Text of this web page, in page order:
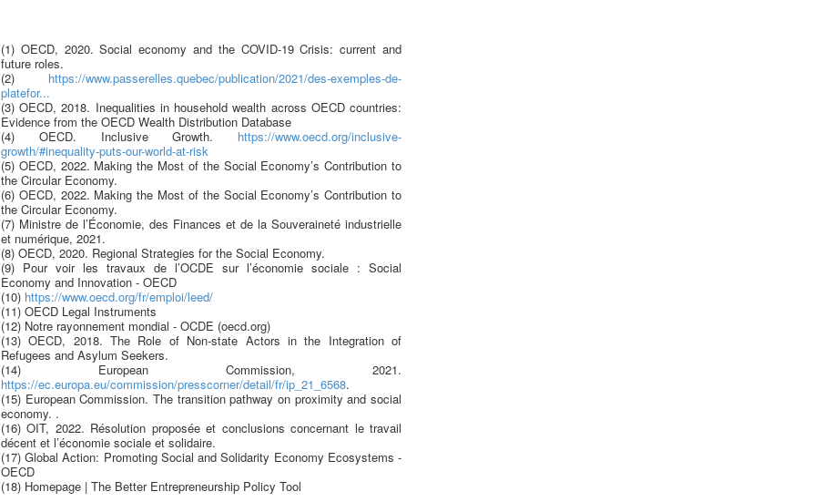
(1) OECD, 2020. Social economy and the COVID-19 Crisis: current and
future roles.
(2) https://www.passerelles.quebec/publication/2021/des-exemples-de-
platefor...
(3) OECD, 2018. Inequalities in household wealth across OECD countries:
Evidence from the OECD Wealth Distribution Database
(4) OECD. Inclusive Growth. https://www.oecd.org/inclusive-
growth/#inequality-puts-our-world-at-risk
(5) OECD, 2022. Making the Most of the Social Economy’s Contribution to
the Circular Economy.
(6) OECD, 2022. Making the Most of the Social Economy’s Contribution to
the Circular Economy.
(7) Ministre de l’Économie, des Finances et de la Souveraineté industrielle
et numérique, 2021.
(8) OECD, 2020. Regional Strategies for the Social Economy.
(9) Pour voir les travaux de l’OCDE sur l’économie sociale : Social
Economy and Innovation - OECD
(10) https://www.oecd.org/fr/emploi/leed/
(11) OECD Legal Instruments
(12) Notre rayonnement mondial - OCDE (oecd.org)
(13) OECD, 2018. The Role of Non-state Actors in the Integration of
Refugees and Asylum Seekers.
(14) European Commission, 2021.
https://ec.europa.eu/commission/presscorner/detail/fr/ip_21_6568.
(15) European Commission. The transition pathway on proximity and social
economy. .
(16) OIT, 2022. Résolution proposée et conclusions concernant le travail
décent et l’économie sociale et solidaire.
(17) Global Action: Promoting Social and Solidarity Economy Ecosystems -
OECD
(18) Homepage | The Better Entrepreneurship Policy Tool